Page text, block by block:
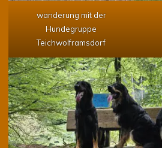
wanderung mit der
Hundegruppe
Teichwolframsdorf